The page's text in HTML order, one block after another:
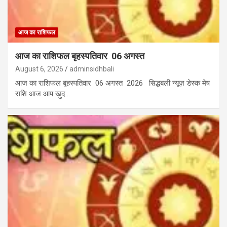
आज का राशिफल
आज का राशिफल बृहस्पतिवार 06 अगस्त
August 6, 2026 adminsidhbali
आज का राशिफल बृहस्पतिवार 06 अगस्त 2026 सिद्धबली न्यूज़ डेस्क मेष
राशि आज आप ख़ुद…